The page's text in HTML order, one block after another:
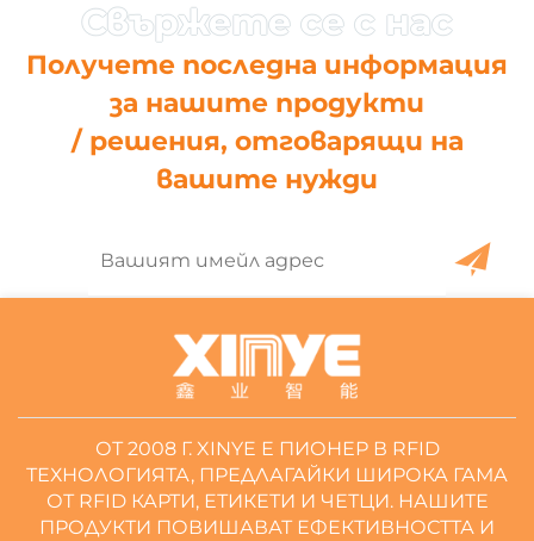
Получете последна информация
за нашите продукти
/ решения, отговарящи на
вашите нужди
ОТ 2008 Г. XINYE Е ПИОНЕР В RFID
ТЕХНОЛОГИЯТА, ПРЕДЛАГАЙКИ ШИРОКА ГАМА
ОТ RFID КАРТИ, ЕТИКЕТИ И ЧЕТЦИ. НАШИТЕ
ПРОДУКТИ ПОВИШАВАТ ЕФЕКТИВНОСТТА И